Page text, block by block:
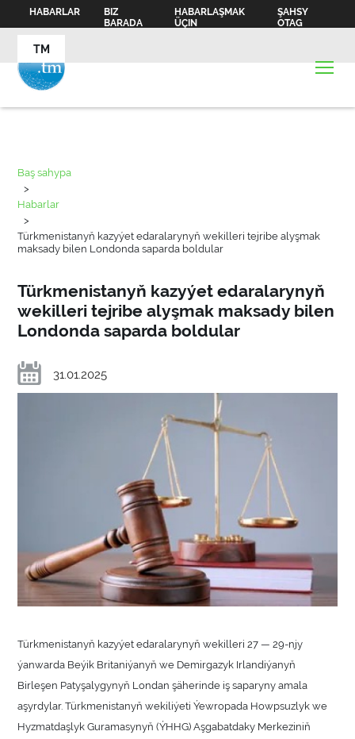
HABARLAR
BIZ
BARADA
HABARLAŞMAK
ÜÇIN
ŞAHSY
OTAG
TM
Baş sahypa
>
Habarlar
>
Türkmenistanyň kazyýet edaralarynyň wekilleri tejribe alyşmak
maksady bilen Londonda saparda boldular
Türkmenistanyň kazyýet edaralarynyň
wekilleri tejribe alyşmak maksady bilen
Londonda saparda boldular
31.01.2025
Türkmenistanyň kazyýet edaralarynyň wekilleri 27 — 29-njy
ýanwarda Beýik Britaniýanyň we Demirgazyk Irlandiýanyň
Birleşen Patyşalygynyň Londan şäherinde iş saparyny amala
aşyrdylar. Türkmenistanyň wekiliýeti Ýewropada Howpsuzlyk we
Hyzmatdaşlyk Guramasynyň (ÝHHG) Aşgabatdaky Merkeziniň